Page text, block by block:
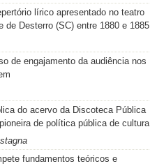
lírico apresentado no teatro
de Desterro (SC) entre 1880 e 1885
de engajamento da audiência nos
do acervo da Discoteca Pública
de política pública de cultura
fundamentos teóricos e